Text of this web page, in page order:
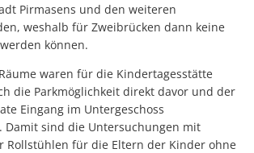
Pirmasens und den weiteren
weshalb für Zweibrücken dann keine
können.
waren für die Kindertagesstätte
die Parkmöglichkeit direkt davor und der
Eingang im Untergeschoss
Damit sind die Untersuchungen mit
Rollstühlen für die Eltern der Kinder ohne